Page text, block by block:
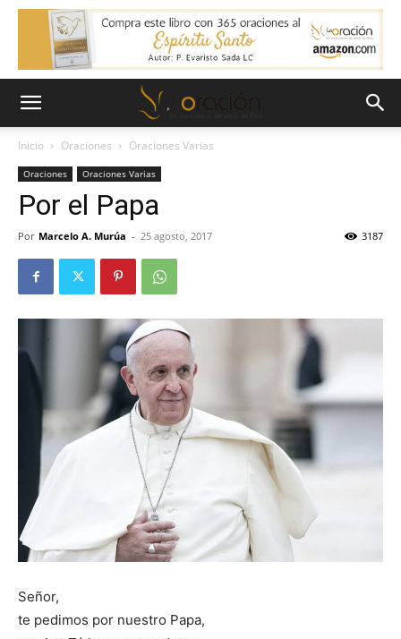
Inicio Oraciones Oraciones Varias
Oraciones Oraciones Varias
Por el Papa
Por Marcelo A. Murúa - 25 agosto, 2017 3187
Señor,
te pedimos por nuestro Papa,